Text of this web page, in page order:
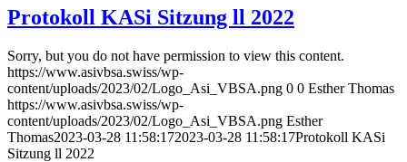
Protokoll KASi Sitzung ll 2022
Sorry, but you do not have permission to view this content.
https://www.asivbsa.swiss/wp-
content/uploads/2023/02/Logo_Asi_VBSA.png 0 0 Esther Thomas
https://www.asivbsa.swiss/wp-
content/uploads/2023/02/Logo_Asi_VBSA.png Esther
Thomas2023-03-28 11:58:172023-03-28 11:58:17Protokoll KASi
Sitzung ll 2022